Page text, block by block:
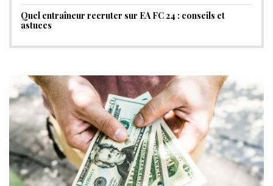
Quel entraîneur recruter sur EA FC 24 : conseils et
astuces